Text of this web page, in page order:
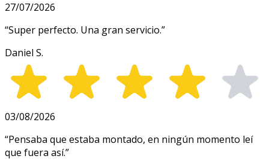
27/07/2026
“Super perfecto. Una gran servicio.”
Daniel S.
03/08/2026
“Pensaba que estaba montado, en ningún momento leí
que fuera así.”